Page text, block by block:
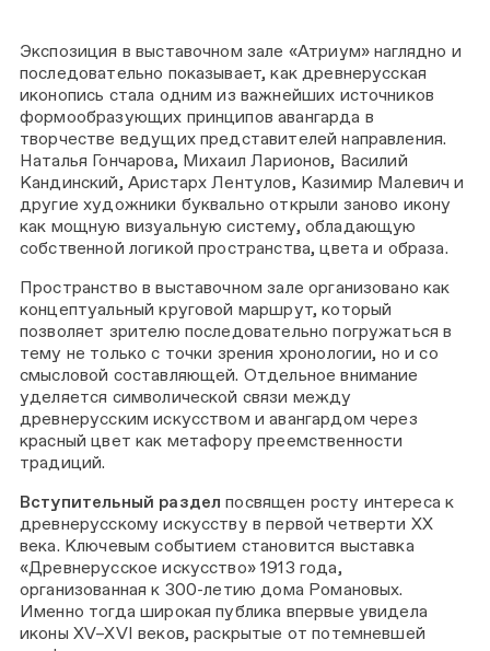
Экспозиция в выставочном зале «Атриум» наглядно и
последовательно показывает, как древнерусская
иконопись стала одним из важнейших источников
формообразующих принципов авангарда в
творчестве ведущих представителей направления.
Наталья Гончарова, Михаил Ларионов, Василий
Кандинский, Аристарх Лентулов, Казимир Малевич и
другие художники буквально открыли заново икону
как мощную визуальную систему, обладающую
собственной логикой пространства, цвета и образа.
Пространство в выставочном зале организовано как
концептуальный круговой маршрут, который
позволяет зрителю последовательно погружаться в
тему не только с точки зрения хронологии, но и со
смысловой составляющей. Отдельное внимание
уделяется символической связи между
древнерусским искусством и авангардом через
красный цвет как метафору преемственности
традиций.
Вступительный раздел посвящен росту интереса к
древнерусскому искусству в первой четверти XX
века. Ключевым событием становится выставка
«Древнерусское искусство» 1913 года,
организованная к 300-летию дома Романовых.
Именно тогда широкая публика впервые увидела
иконы XV–XVI веков, раскрытые от потемневшей